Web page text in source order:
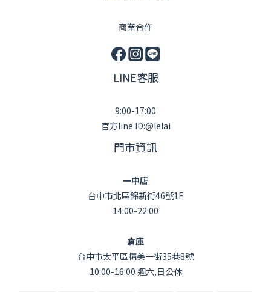
商業合作
LINE客服
9:00-17:00
官方line ID:@lelai
門市資訊
一中店
台中市北區錦新街46號1F
14:00-22:00
倉庫
台中市太平區精美一街35巷8號
10:00-16:00 週六,日公休